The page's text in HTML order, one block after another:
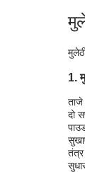
1.
ताजे
दो